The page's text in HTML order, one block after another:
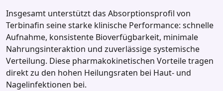
Insgesamt unterstützt das Absorptionsprofil von
Terbinafin seine starke klinische Performance: schnelle
Aufnahme, konsistente Bioverfügbarkeit, minimale
Nahrungsinteraktion und zuverlässige systemische
Verteilung. Diese pharmakokinetischen Vorteile tragen
direkt zu den hohen Heilungsraten bei Haut‑ und
Nagelinfektionen bei.